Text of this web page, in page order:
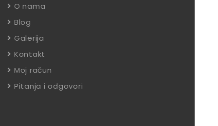
O nama
Blog
Galerija
Kontakt
Moj račun
Pitanja i odgovori